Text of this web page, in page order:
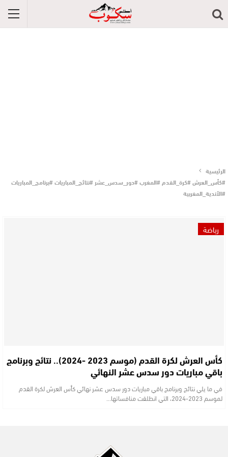
الرئيسية
#كأس_العرش #كرة_القدم #المغرب #دور_سدس_عشر #نتائج_المباريات #برنامج_المباريات
#الأندية_المغربية
رياضة
كأس العرش لكرة القدم (موسم 2023 -2024).. نتائج وبرنامج
باقي مباريات دور سدس عشر النهائي
في ما يلي نتائج وبرنامج باقي مباريات دور سدس عشر نهائي كأس العرش لكرة القدم
لموسم 2023-2024، التي انطلقت منافساتها…